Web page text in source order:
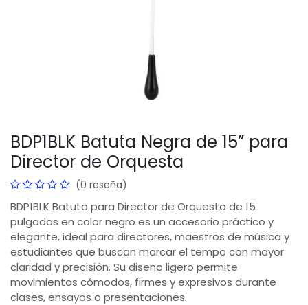
BDP1BLK Batuta Negra de 15” para
Director de Orquesta
(0 reseña)
BDP1BLK Batuta para Director de Orquesta de 15
pulgadas en color negro es un accesorio práctico y
elegante, ideal para directores, maestros de música y
estudiantes que buscan marcar el tempo con mayor
claridad y precisión. Su diseño ligero permite
movimientos cómodos, firmes y expresivos durante
clases, ensayos o presentaciones.